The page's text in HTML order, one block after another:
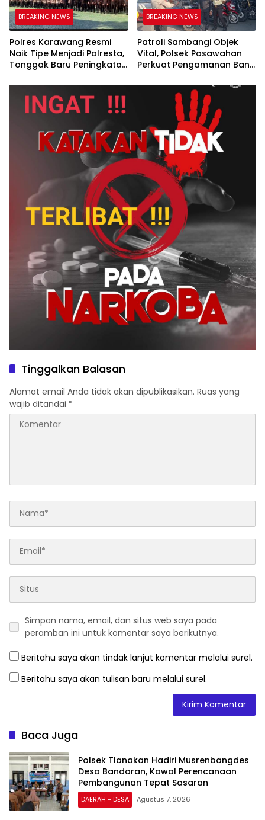
BREAKING NEWS
Polres Karawang Resmi
Naik Tipe Menjadi Polresta,
Tonggak Baru Peningkatan
BREAKING NEWS
Patroli Sambangi Objek
Vital, Polsek Pasawahan
Perkuat Pengamanan Bank
Kejahatan
Tinggalkan Balasan
Alamat email Anda tidak akan dipublikasikan. Ruas yang
wajib ditandai *
Simpan nama, email, dan situs web saya pada
peramban ini untuk komentar saya berikutnya.
Beritahu saya akan tindak lanjut komentar melalui surel.
Beritahu saya akan tulisan baru melalui surel.
Baca Juga
Polsek Tlanakan Hadiri Musrenbangdes
Desa Bandaran, Kawal Perencanaan
Pembangunan Tepat Sasaran
DAERAH - DESA Agustus 7, 2026